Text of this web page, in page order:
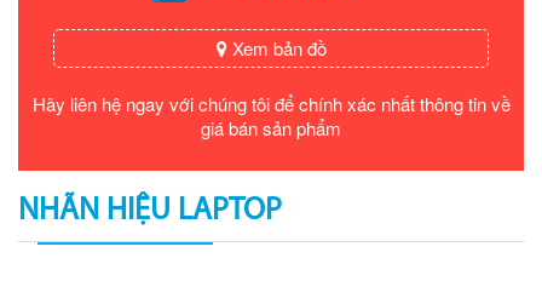
Xem bản đồ
Hãy liên hệ ngay với chúng tôi để chính xác nhất thông tin về
giá bán sản phẩm
NHÃN HIỆU LAPTOP